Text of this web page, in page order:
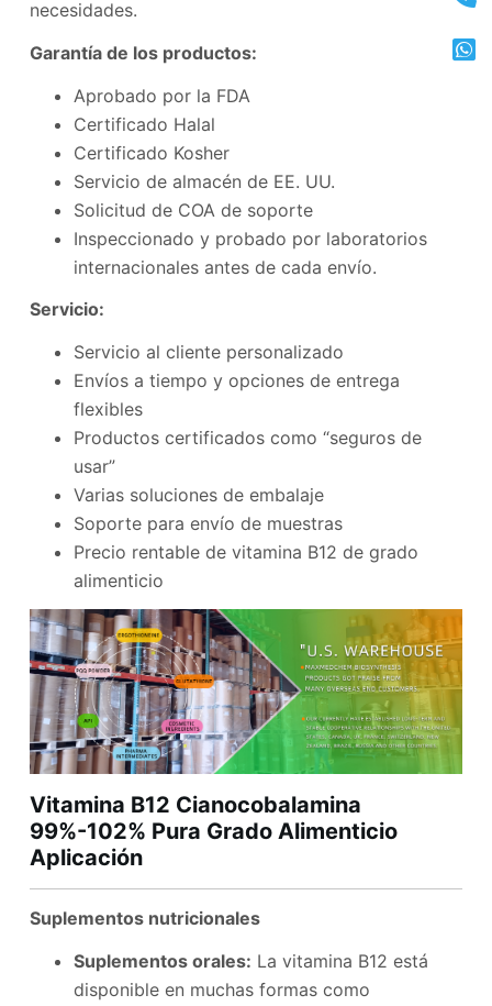
necesidades.
Garantía de los productos:
Aprobado por la FDA
Certificado Halal
Certificado Kosher
Servicio de almacén de EE. UU.
Solicitud de COA de soporte
Inspeccionado y probado por laboratorios
internacionales antes de cada envío.
Servicio:
Servicio al cliente personalizado
Envíos a tiempo y opciones de entrega
flexibles
Productos certificados como “seguros de
usar”
Varias soluciones de embalaje
Soporte para envío de muestras
Precio rentable de vitamina B12 de grado
alimenticio
Vitamina B12 Cianocobalamina
99%-102% Pura Grado Alimenticio
Aplicación
Suplementos nutricionales
Suplementos orales: La vitamina B12 está
disponible en muchas formas como